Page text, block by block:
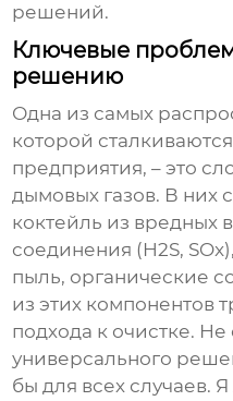
решений.
Ключевые
решению
Одна из самых
которой
предприятия, – это
дымовых газов. В них
коктейль из вредных
соединения (H2S,
пыль, органические
из этих компонентов
подхода к очистке. Не
универсального
бы для всех случаев.